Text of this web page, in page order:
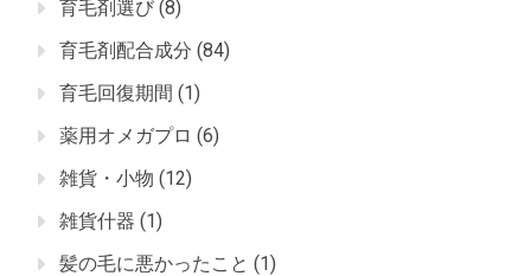
育毛剤選び (8)
育毛剤配合成分 (84)
育毛回復期間 (1)
薬用オメガプロ (6)
雑貨・小物 (12)
雑貨什器 (1)
髪の毛に悪かったこと (1)